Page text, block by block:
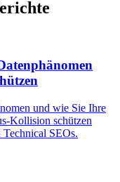
und wie Sie Ihre
Kollision schützen
SEOs.